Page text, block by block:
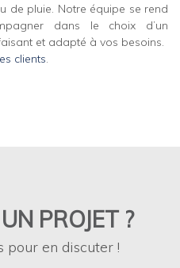
de pluie. Notre équipe se rend
dans le choix d’un
et adapté à vos besoins.
clients.
PROJET ?
pour en discuter !